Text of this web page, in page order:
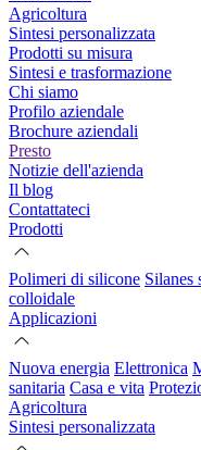
Agricoltura
Sintesi personalizzata
Prodotti su misura
Sintesi e trasformazione
Chi siamo
Profilo aziendale
Brochure aziendali
Presto
Notizie dell'azienda
Il blog
Contattateci
Prodotti
Polimeri di silicone Silanes
colloidale
Applicazioni
Nuova energia Elettronica
sanitaria Casa e vita
Agricoltura
Sintesi personalizzata